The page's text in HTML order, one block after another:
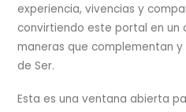
experiencia, vivencias y
convirtiendo este portal en un
maneras que complementan
de Ser.
Esta es una ventana abierta